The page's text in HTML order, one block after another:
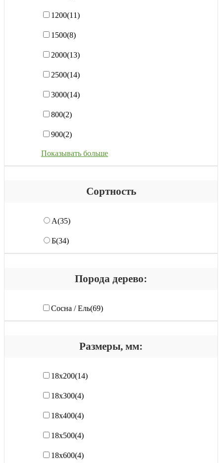
1200(11)
1500(8)
2000(13)
2500(14)
3000(14)
800(2)
900(2)
Показывать больше
Сортность
А(35)
Б(34)
Порода дерево:
Сосна / Ель(69)
Размеры, мм:
18х200(14)
18х300(4)
18х400(4)
18х500(4)
18х600(4)